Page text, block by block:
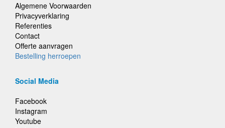
Algemene Voorwaarden
Privacyverklaring
Referenties
Contact
Offerte aanvragen
Bestelling herroepen
Social Media
Facebook
Instagram
Youtube